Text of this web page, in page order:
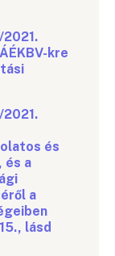
kre
és
és a
a
lásd